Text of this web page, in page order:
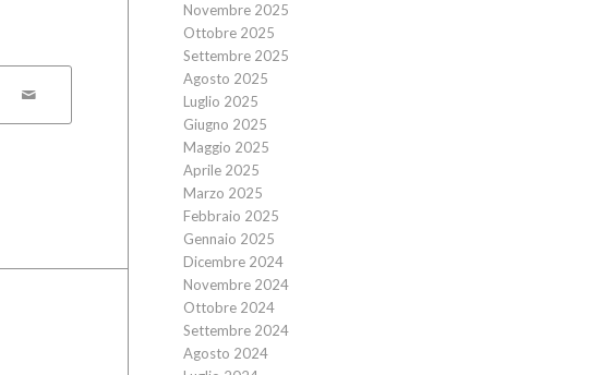
Novembre 2025
Ottobre 2025
Settembre 2025
Agosto 2025
Luglio 2025
Giugno 2025
Maggio 2025
Aprile 2025
Marzo 2025
Febbraio 2025
Gennaio 2025
Dicembre 2024
Novembre 2024
Ottobre 2024
Settembre 2024
Agosto 2024